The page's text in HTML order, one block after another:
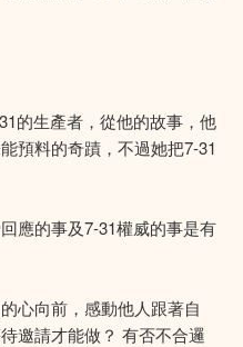
的生產者，從他的故事，他
預料的奇蹟，不過她把7-31
應的事及7-31權威的事是有
心向前，感動他人跟著自
邀請才能做？ 有否不合邏